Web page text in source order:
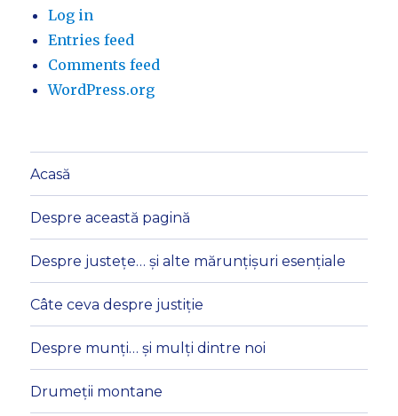
Log in
Entries feed
Comments feed
WordPress.org
Acasă
Despre această pagină
Despre justețe… și alte mărunțișuri esențiale
Câte ceva despre justiție
Despre munți… și mulți dintre noi
Drumeții montane